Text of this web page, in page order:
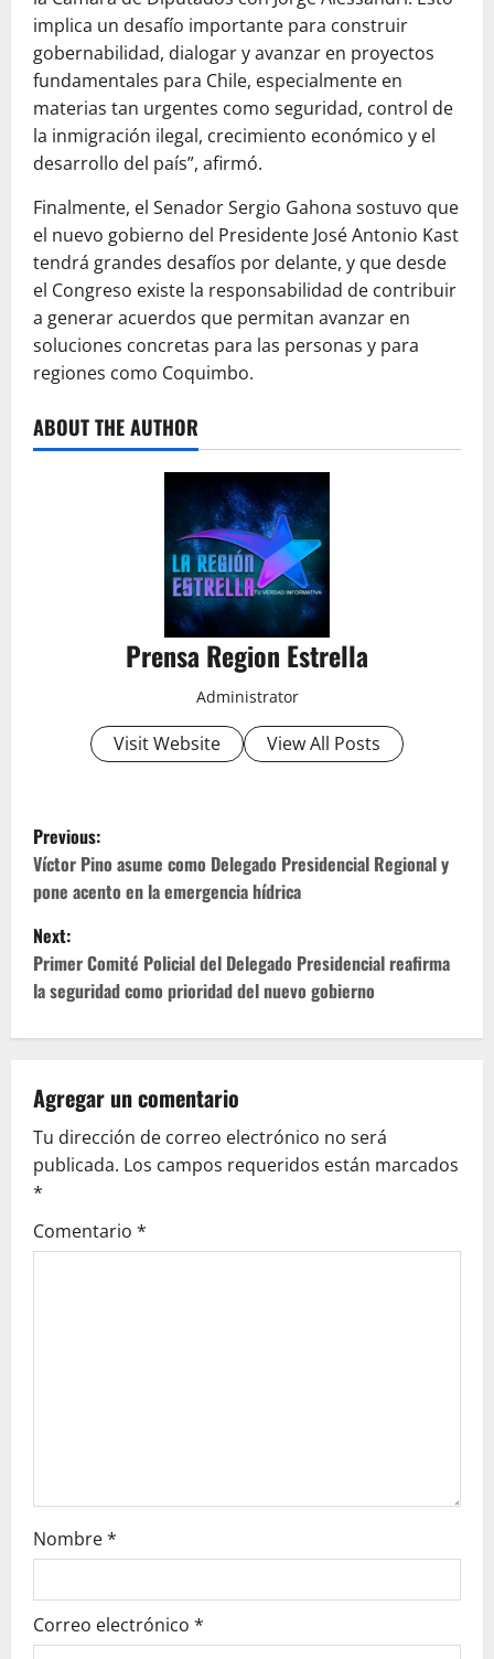
implica un desafío importante para construir
gobernabilidad, dialogar y avanzar en proyectos
fundamentales para Chile, especialmente en
materias tan urgentes como seguridad, control de
la inmigración ilegal, crecimiento económico y el
desarrollo del país”, afirmó.
Finalmente, el Senador Sergio Gahona sostuvo que
el nuevo gobierno del Presidente José Antonio Kast
tendrá grandes desafíos por delante, y que desde
el Congreso existe la responsabilidad de contribuir
a generar acuerdos que permitan avanzar en
soluciones concretas para las personas y para
regiones como Coquimbo.
ABOUT THE AUTHOR
Prensa Region Estrella
Administrator
Visit Website View All Posts
P
o
s
t
n
v
i
g
a
Previous:
Víctor Pino asume como Delegado Presidencial Regional y
pone acento en la emergencia hídrica
Next:
Primer Comité Policial del Delegado Presidencial reafirma
la seguridad como prioridad del nuevo gobierno
Agregar un comentario
Tu dirección de correo electrónico no será
publicada. Los campos requeridos están marcados
*
Comentario *
Nombre*
Correo electrónico *